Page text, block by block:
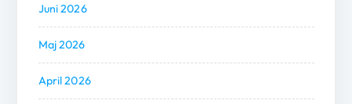
Juni 2026
Maj 2026
April 2026